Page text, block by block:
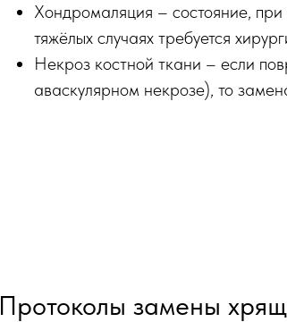
Хондромаляция – состояние,
тяжёлых случаях требуется
Некроз костной ткани – если
аваскулярном некрозе), то
Протоколы замены